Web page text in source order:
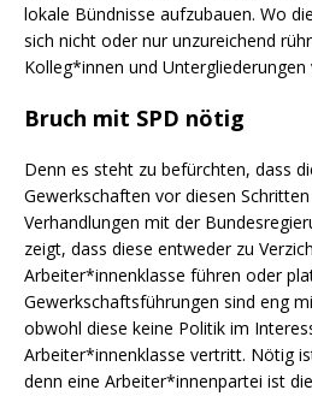
lokale Bündnisse aufzubauen. Wo
sich nicht oder nur unzureichend
Kolleg*innen und Untergliederungen
Bruch mit SPD nötig
Denn es steht zu befürchten, dass
Gewerkschaften vor diesen
Verhandlungen mit der
zeigt, dass diese entweder zu
Arbeiter*innenklasse führen oder
Gewerkschaftsführungen sind eng
obwohl diese keine Politik im
Arbeiter*innenklasse vertritt. Nötig
denn eine Arbeiter*innenpartei ist